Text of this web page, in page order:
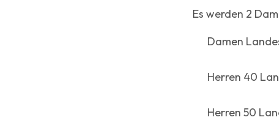
Es werden 2
Damen
Herren 40
Herren 50